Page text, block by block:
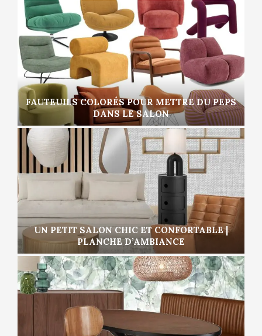
FAUTEUILS COLORÉS POUR METTRE DU PEPS
DANS LE SALON
UN PETIT SALON CHIC ET CONFORTABLE |
PLANCHE D’AMBIANCE